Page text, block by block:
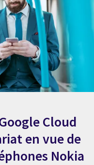
Cloud
en vue de
Nokia